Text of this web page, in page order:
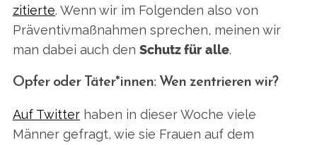
zitierte. Wenn wir im Folgenden also von
Präventivmaßnahmen sprechen, meinen wir
man dabei auch den Schutz für alle.
Opfer oder Täter*innen: Wen zentrieren wir?
Auf Twitterhaben in dieser Woche viele
Männer gefragt, wie sie Frauen auf dem